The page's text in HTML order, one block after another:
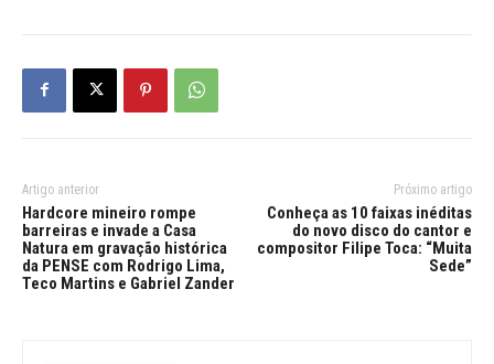
Artigo anterior
Hardcore mineiro rompe
barreiras e invade a Casa
Natura em gravação histórica
da PENSE com Rodrigo Lima,
Teco Martins e Gabriel Zander
Próximo artigo
Conheça as 10 faixas inéditas
do novo disco do cantor e
compositor Filipe Toca: “Muita
Sede”